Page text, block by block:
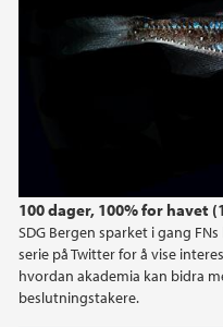
100 dager, 100% for havet
SDG Bergen sparket i gang
serie på Twitter for å vise
hvordan akademia kan bidra
beslutningstakere.